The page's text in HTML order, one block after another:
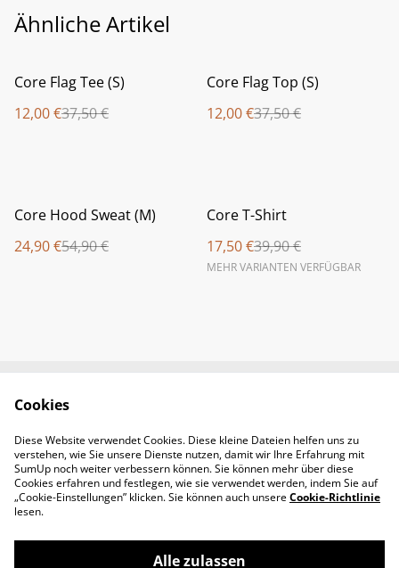
Ähnliche Artikel
%
Core Flag Tee (S)
12,00 €37,50 €
%
Core Flag Top (S)
12,00 €37,50 €
%
Core Hood Sweat (M)
24,90 €54,90 €
%
Core T-Shirt
17,50 €39,90 €
MEHR VARIANTEN VERFÜGBAR
Legal Terms
Privacy Policy
Cookie Policy
Cookies
Diese Website verwendet Cookies. Diese kleine Dateien helfen uns zu
verstehen, wie Sie unsere Dienste nutzen, damit wir Ihre Erfahrung mit
SumUp noch weiter verbessern können. Sie können mehr über diese
Cookies erfahren und festlegen, wie sie verwendet werden, indem Sie auf
„Cookie-Einstellungen” klicken. Sie können auch unsereCookie-Richtlinie
lesen.
Alle zulassen